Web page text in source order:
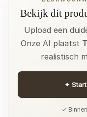
Bekijk dit
Upload een
Onze AI plaatst
realistisch
✦
✓